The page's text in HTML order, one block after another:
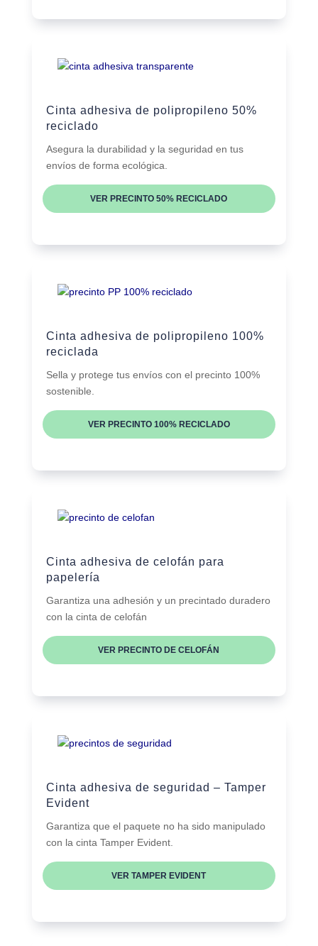
Cinta adhesiva de polipropileno 50%
reciclado
Asegura la durabilidad y la seguridad en tus
envíos de forma ecológica.
VER PRECINTO 50% RECICLADO
Cinta adhesiva de polipropileno 100%
reciclada
Sella y protege tus envíos con el precinto 100%
sostenible.
VER PRECINTO 100% RECICLADO
Cinta adhesiva de celofán para
papelería
Garantiza una adhesión y un precintado duradero
con la cinta de celofán
VER PRECINTO DE CELOFÁN
Cinta adhesiva de seguridad – Tamper
Evident
Garantiza que el paquete no ha sido manipulado
con la cinta Tamper Evident.
VER TAMPER EVIDENT